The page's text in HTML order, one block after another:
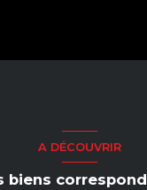
A DÉCOUVRIR
biens